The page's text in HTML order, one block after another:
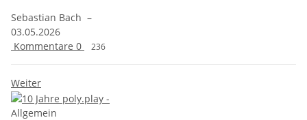
Sebastian Bach –
03.05.2026
Kommentare 0 236
Weiter
Allgemein